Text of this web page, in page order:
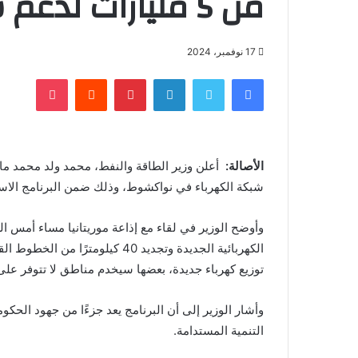
17 نوفمبر، 2024
فيسبوك لينكدإن بينتيريست
الأصالة: أعلن وزير الطاقة والنفط، محمد ولد محمد
شبكة الكهرباء في نواكشوط، وذلك ضمن البرنامج
توزيع كهرباء جديدة، بعضها سيخدم مناطق لا تتوفر على
وأشار الوزير إلى أن البرنامج يعد جزءًا من جهود
التنمية المستدامة.